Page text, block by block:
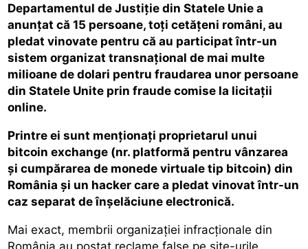
Departamentul de Justiție din Statele Unie a
anunțat că 15 persoane, toți cetățeni români, au
pledat vinovate pentru că au participat într-un
sistem organizat transnațional de mai multe
milioane de dolari pentru fraudarea unor persoane
din Statele Unite prin fraude comise la licitații
online.
Printre ei sunt menționați proprietarul unui
bitcoin exchange (nr. platformă pentru vânzarea
și cumpărarea de monede virtuale tip bitcoin) din
România și un hacker care a pledat vinovat într-un
caz separat de înșelăciune electronică.
Mai exact, membrii organizației infracționale din
România au postat reclame false pe site-urile